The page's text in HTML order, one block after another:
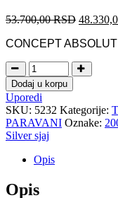
53.700,00RSD
CONCEPT
Dodaj u korpu
Uporedi
SKU: 5232 Kategorije:
PARAVANI Oznake:
Silver sjaj
Opis
Opis